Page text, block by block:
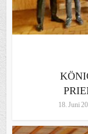
18. Juni